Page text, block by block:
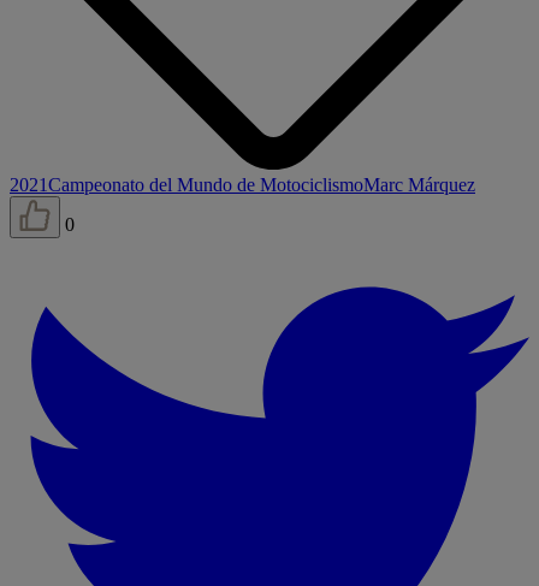
2021Campeonato del Mundo de MotociclismoMarc Márquez
0